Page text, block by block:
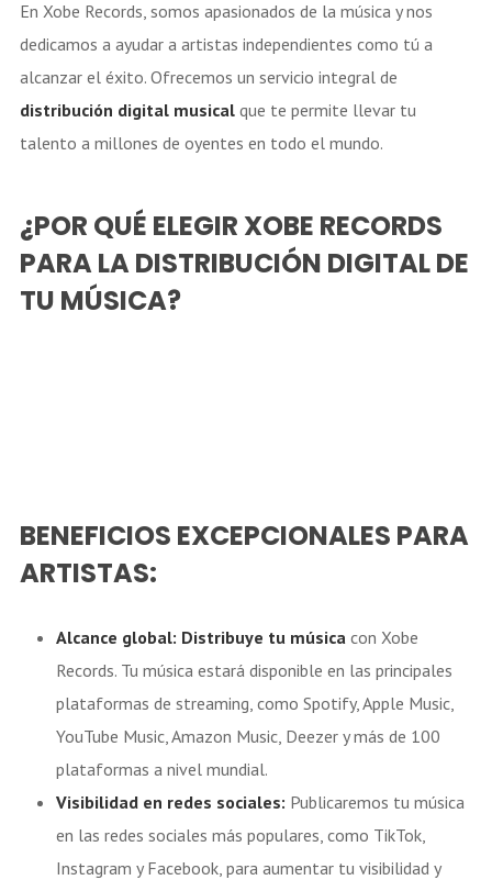
En Xobe Records, somos apasionados de la música y nos
dedicamos a ayudar a artistas independientes como tú a
alcanzar el éxito. Ofrecemos un servicio integral de
distribución digital musicalque te permite llevar tu
talento a millones de oyentes en todo el mundo.
¿POR QUÉ ELEGIR XOBE RECORDS
PARA LA DISTRIBUCIÓN DIGITAL DE
TU MÚSICA?
BENEFICIOS EXCEPCIONALES PARA
ARTISTAS:
Alcance global: Distribuye tu música con Xobe
Records. Tu música estará disponible en las principales
plataformas de streaming, como Spotify, Apple Music,
YouTube Music, Amazon Music, Deezer y más de 100
plataformas a nivel mundial.
Visibilidad en redes sociales: Publicaremos tu música
en las redes sociales más populares, como TikTok,
Instagram y Facebook, para aumentar tu visibilidad y